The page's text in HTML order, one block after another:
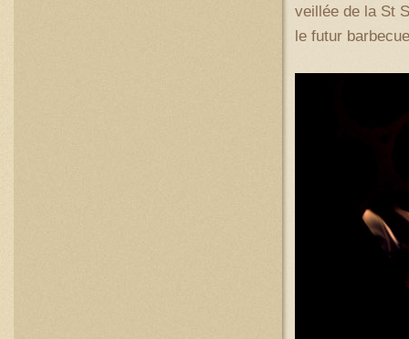
veillée de la St
le futur